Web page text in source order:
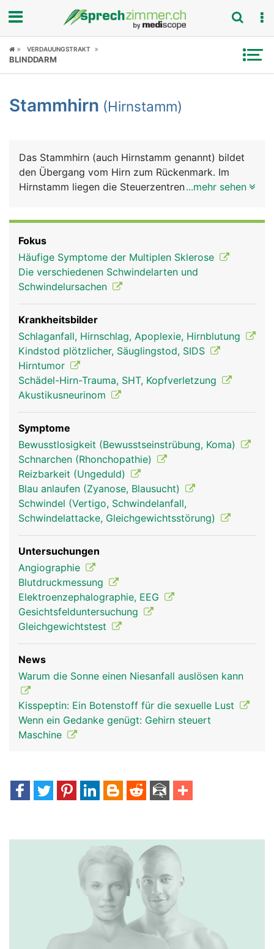
Fokus
Symptome
News
Rubriken
VERDAUUNGSTRAKT
BLINDDARM
Stammhirn (Hirnstamm)
Das Stammhirn (auch Hirnstamm genannt) bildet
den Übergang vom Hirn zum Rückenmark. Im
Hirnstamm liegen die Steuerzentren für
Husten, Niesen und Schlucken.
Stammhirn Frau Stammhirn Mann
...mehr sehen
Fokus
Häufige Symptome der Multiplen Sklerose
Die verschiedenen Schwindelarten und
Schwindelursachen
Krankheitsbilder
Schlaganfall, Hirnschlag, Apoplexie, Hirnblutung
Kindstod plötzlicher, Säuglingstod, SIDS
Hirntumor
Schädel-Hirn-Trauma, SHT, Kopfverletzung
Akustikusneurinom
Symptome
Bewusstlosigkeit (Bewusstseinstrübung, Koma)
Schnarchen (Rhonchopathie)
Reizbarkeit (Ungeduld)
Blau anlaufen (Zyanose, Blausucht)
Schwindel (Vertigo, Schwindelanfall,
Schwindelattacke, Gleichgewichtsstörung)
Untersuchungen
Angiographie
Blutdruckmessung
Elektroenzephalographie, EEG
Gesichtsfelduntersuchung
Gleichgewichtstest
News
Warum die Sonne einen Niesanfall auslösen kann
Kisspeptin: Ein Botenstoff für die sexuelle Lust
Wenn ein Gedanke genügt: Gehirn steuert
Maschine